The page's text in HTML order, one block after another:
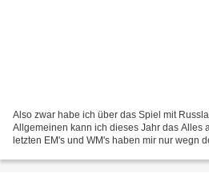
Also zwar habe ich über das Spiel mit
Allgemeinen kann ich dieses Jahr das Alles
letzten EM's und WM's haben mir nur wegn